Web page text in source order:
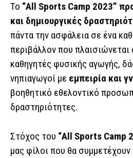
Το “All Sports Camp 2023”
και δημιουργικές
πάντα την ασφάλεια σε ένα
περιβάλλον που πλαισιώνεται
καθηγητές φυσικής αγωγής,
νηπιαγωγοί με εμπειρία και
βοηθητικό εθελοντικό
δραστηριότητες.
Στόχος του “All Sports Camp
μας φίλοι που θα